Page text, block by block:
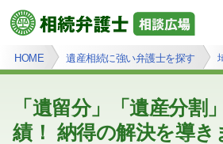
HOME 遺産相続に強い弁護士を探す
「遺留分」「遺産分割
績！ 納得の解決を導き